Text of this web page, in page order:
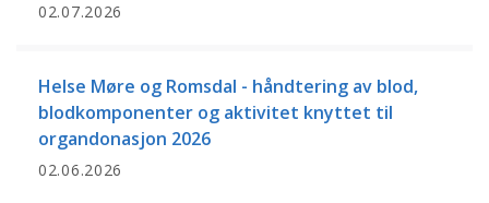
02.07.2026
Helse Møre og Romsdal - håndtering av blod,
blodkomponenter og aktivitet knyttet til
organdonasjon 2026
02.06.2026